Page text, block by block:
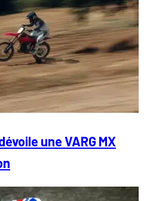
une VARG MX